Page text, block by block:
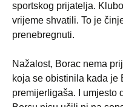
sportskog prijatelja.
vrijeme shvatili. To je
prenebregnuti.
Nažalost, Borac nema
koja se obistinila kada je
premijerligaša. I umjesto